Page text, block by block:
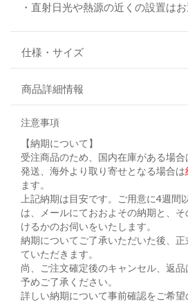
・直射日光や熱源の近くの設置はお
仕様・サイズ
商品詳細情報
注意事項
【納期について】
受注商品のため、国内在庫がある場合
発送、海外より取り寄せとなる場合は
ます。
上記納期は目安です。ご用意に4週間
は、メールにておおよその納期と、
けるかのお伺いをいたします。
納期についてご了承いただいた後、
ていただきます。
尚、ご注文確定後のキャンセル、返品
予めご了承ください。
詳しい納期について事前確認をご希